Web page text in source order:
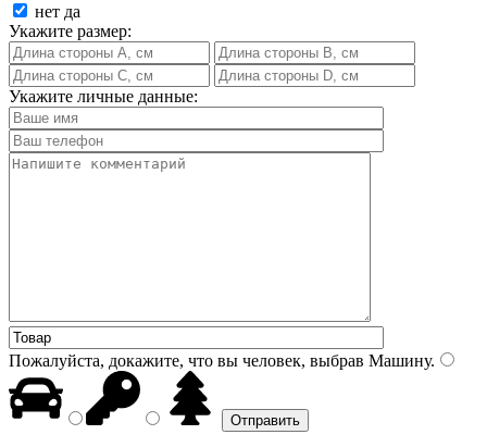
нет да
Укажите размер:
Укажите личные данные:
Пожалуйста, докажите, что вы человек, выбрав Машину.